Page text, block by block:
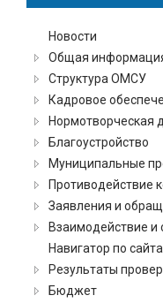
Новости
Общая
Структура ОМСУ
Кадровое
Нормотворческая
Благоустройство
Муниципальные
Противодействие
Заявления и
Взаимодействие и
Навигатор по
Результаты
Бюджет